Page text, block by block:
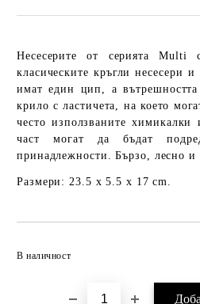
Несесерите от серията Multi
класическите кръгли несесери
имат един цип, а
крило с ластичета, на което
често използваните
част могат да бъдат
принадлежности. Бързо, лесно и
Размери: 23.5 x 5.5 x 17 cm.
В наличност